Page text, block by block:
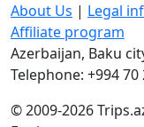
About Us | Legal
Affiliate program
Azerbaijan, Baku
Telephone: +994 70
© 2009-2026